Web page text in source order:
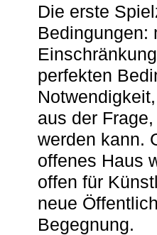
Die erste
Bedingungen:
perfekten
aus der
werden kann.
offenes Haus
offen für
neue
Begegnung.